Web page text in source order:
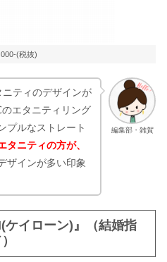
(税抜)
編集部・雑賀
ティのデザインが
エタニティリング
プルなストレート
タニティの方が、
ザインが多い印象
ケイローン)』（結婚指